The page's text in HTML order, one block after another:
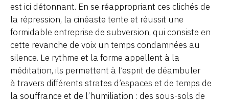
est ici détonnant. En se réappropriant ces clichés de
la répression, la cinéaste tente et réussit une
formidable entreprise de subversion, qui consiste en
cette revanche de voix un temps condamnées au
silence. Le rythme et la forme appellent à la
méditation, ils permettent à l’esprit de déambuler
à travers différents strates d’espaces et de temps de
la souffrance et de l’humiliation : des sous-sols de